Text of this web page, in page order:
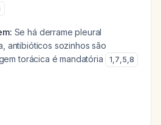
Se há derrame pleural
antibióticos sozinhos são
torácica é mandatória
1,7,5,8